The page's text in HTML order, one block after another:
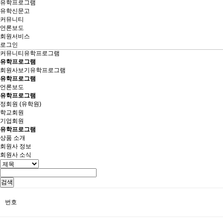
유학프로그램
유학신문고
커뮤니티
언론보도
회원서비스
로그인
커뮤니티 유학프로그램
유학프로그램
회원사보기 유학프로그램
유학프로그램
언론보도
유학프로그램
정회원 (유학원)
학교회원
기업회원
유학프로그램
상품 소개
회원사 정보
회원사 소식
검색
번호